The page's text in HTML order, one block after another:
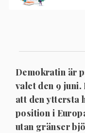
Demokratin är
valet den 9
att den yttersta
position i
utan gränser